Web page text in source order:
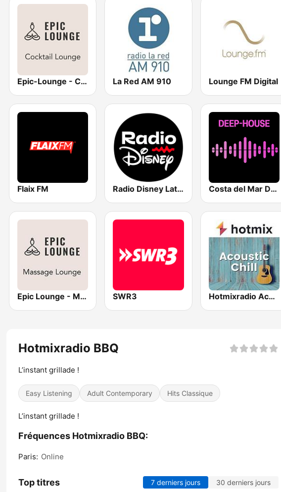
Epic-Lounge - Cocktail Lounge La Red AM 910 Lounge FM Digital
Flaix FM Radio Disney Latinoamérica Costa del Mar Deep House
Epic Lounge - Massage Lounge SWR3 Hotmixradio Acoustic Chill
Hotmixradio BBQ
L’instant grillade !
Easy Listening Adult Contemporary Hits Classique
L’instant grillade !
Fréquences Hotmixradio BBQ:
Paris: Online
Top titres 7 derniers jours 30 derniers jours